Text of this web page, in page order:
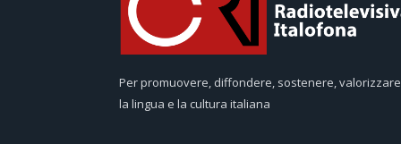
Per promuovere, diffondere, sostenere, valorizzare
la lingua e la cultura italiana